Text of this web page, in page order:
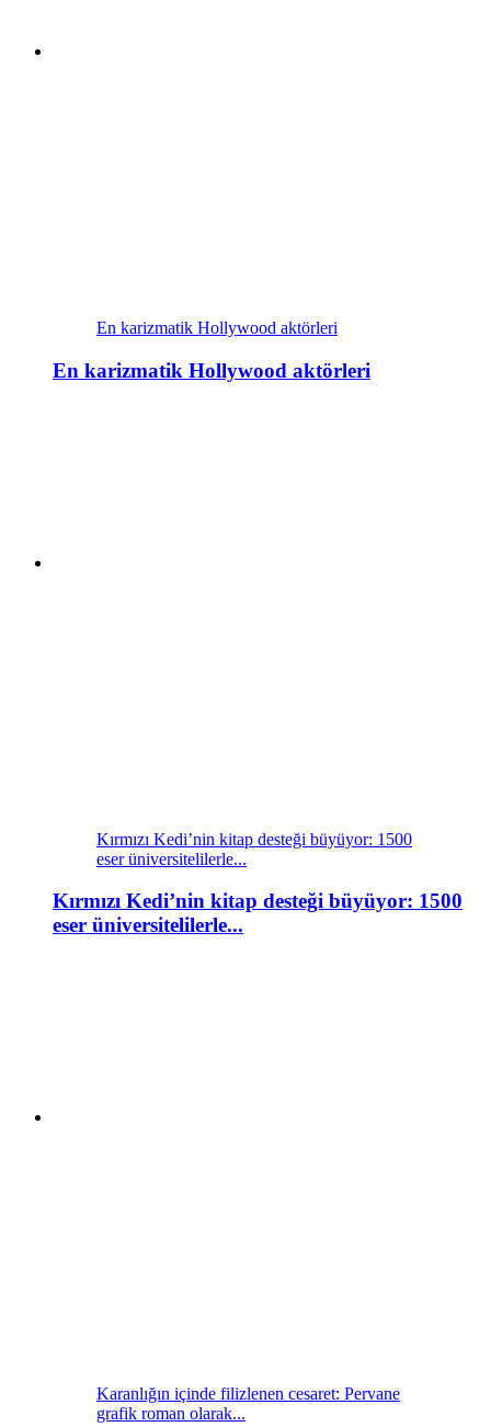
En karizmatik Hollywood aktörleri
En karizmatik Hollywood aktörleri
Kırmızı Kedi’nin kitap desteği büyüyor: 1500
eser üniversitelilerle...
Kırmızı Kedi’nin kitap desteği büyüyor: 1500
eser üniversitelilerle...
Karanlığın içinde filizlenen cesaret: Pervane
grafik roman olarak...